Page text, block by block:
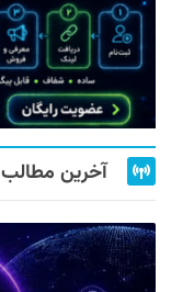
آخرین مطالب